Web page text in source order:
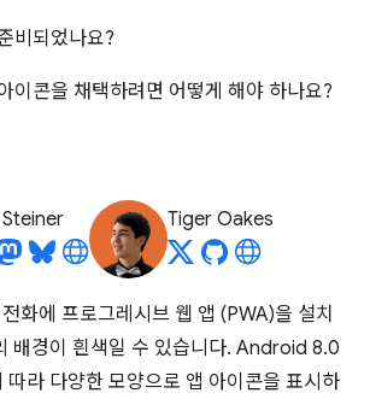
비되었나요?
이콘을 채택하려면 어떻게 해야 하나요?
Tiger Oakes
화에 프로그레시브 웹 앱 (PWA)을 설치
배경이 흰색일 수 있습니다. Android 8.0
따라 다양한 모양으로 앱 아이콘을 표시하